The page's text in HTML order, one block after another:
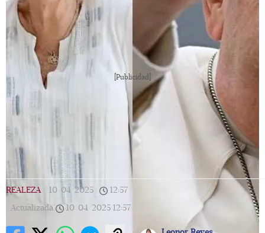
[Publicidad]
REALEZA 10/04/2025 12:57
Actualizada
10/04/2025 12:57